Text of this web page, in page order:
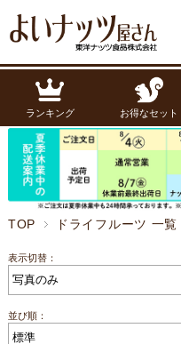
ランキング お得なセット
TOP ドライフルーツ 一覧
表示切替：
並び順：